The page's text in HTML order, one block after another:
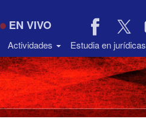
EN VIVO
Actividades Estudia en jurídicas